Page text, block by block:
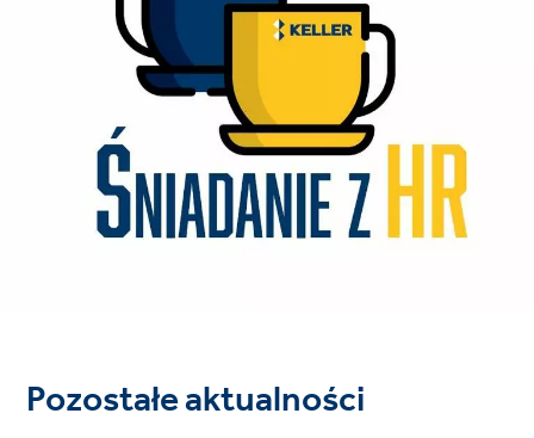
Pozostałe aktualności